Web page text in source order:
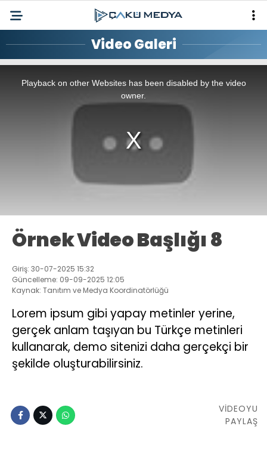
Video Galeri
Playback on other Websites has been disabled by the video
owner.
Örnek Video Başlığı 8
Giriş: 30-07-2025 15:32
Güncelleme: 09-09-2025 12:05
Kaynak: Tanıtım ve Medya Koordinatörlüğü
Lorem ipsum gibi yapay metinler yerine,
gerçek anlam taşıyan bu Türkçe metinleri
kullanarak, demo sitenizi daha gerçekçi bir
şekilde oluşturabilirsiniz.
VİDEOYU
PAYLAŞ